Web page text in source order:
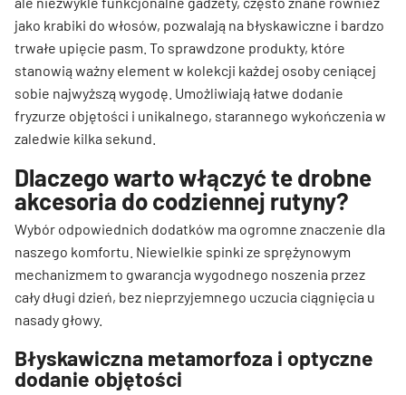
jako krabiki do włosów, pozwalają na błyskawiczne i bardzo
trwałe upięcie pasm. To sprawdzone produkty, które
stanowią ważny element w kolekcji każdej osoby ceniącej
sobie najwyższą wygodę. Umożliwiają łatwe dodanie
fryzurze objętości i unikalnego, starannego wykończenia w
zaledwie kilka sekund.
Dlaczego warto włączyć te drobne
akcesoria do codziennej rutyny?
Wybór odpowiednich dodatków ma ogromne znaczenie dla
naszego komfortu. Niewielkie spinki ze sprężynowym
mechanizmem to gwarancja wygodnego noszenia przez
cały długi dzień, bez nieprzyjemnego uczucia ciągnięcia u
nasady głowy.
Błyskawiczna metamorfoza i optyczne
dodanie objętości